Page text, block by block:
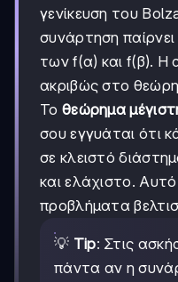
γενίκευση του
συνάρτηση παίρνει
των f(α) και f(β). Η
ακριβώς στο
Το θεώρημα
σου εγγυάται ότι
σε κλειστό
και ελάχιστο. Αυτό
προβλήματα
💡 Tip: Στις
πάντα αν η